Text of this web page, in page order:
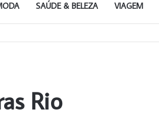
SAÚDE & BELEZA VIAGEM
Rio